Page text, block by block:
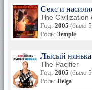
Секс и
The Civilization
Год: 2005 (было
Роль: Temple
Лысый
The Pacifier
Год: 2005 (было
Роль: Helga